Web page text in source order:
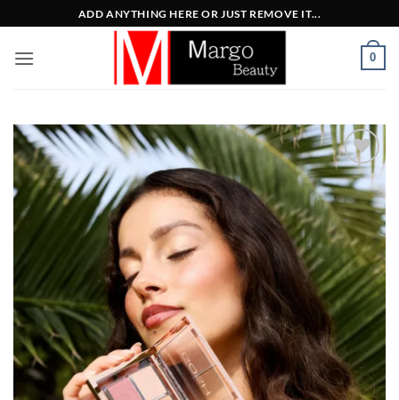
στο
περιεχόμενο
ADD ANYTHING HERE OR JUST REMOVE IT...
0
Add to
Wishlist